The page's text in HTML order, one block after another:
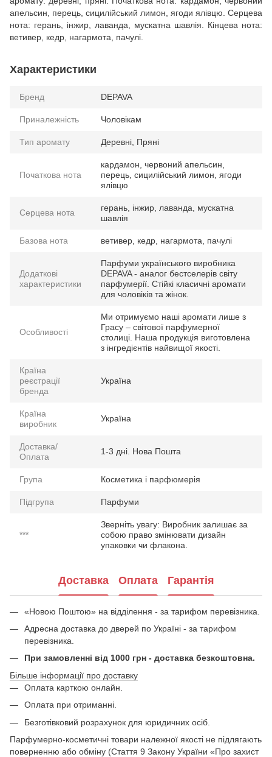
апельсин, перець, сицилійський лимон, ягоди ялівцю. Серцева
нота: герань, інжир, лаванда, мускатна шавлія. Кінцева нота:
ветивер, кедр, нагармота, пачулі.
Характеристики
Бренд DEPAVA
Приналежність Чоловікам
Тип аромату Деревні, Пряні
Початкова нота
кардамон, червоний апельсин,
перець, сицилійський лимон, ягоди
ялівцю
Серцева нота
герань, інжир, лаванда, мускатна
шавлія
Базова нота ветивер, кедр, нагармота, пачулі
Додаткові
характеристики
Парфуми українського виробника
DEPAVA - аналог бестселерів світу
парфумерії. Стійкі класичні аромати
для чоловіків та жінок.
Особливості
Ми отримуємо наші аромати лише з
Грасу – світової парфумерної
столиці. Наша продукція виготовлена
з інгредієнтів найвищої якості.
Країна
реєстрації
бренда
Україна
Країна
виробник
Україна
Доставка/
Оплата
1-3 дні. Нова Пошта
Група Косметика і парфюмерія
Підгрупа Парфуми
***
Зверніть увагу: Виробник залишає за
собою право змінювати дизайн
упаковки чи флакона.
Доставка Оплата Гарантія
«Новою Поштою» на відділення - за тарифом перевізника.
Адресна доставка до дверей по Україні - за тарифом
перевізника.
При замовленні від 1000 грн - доставка безкоштовна.
Більше інформації про доставку
Оплата карткою онлайн.
Оплата при отриманні.
Безготівковий розрахунок для юридичних осіб.
Парфумерно-косметичні товари належної якості не підлягають
поверненню або обміну (Стаття 9 Закону України «Про захист